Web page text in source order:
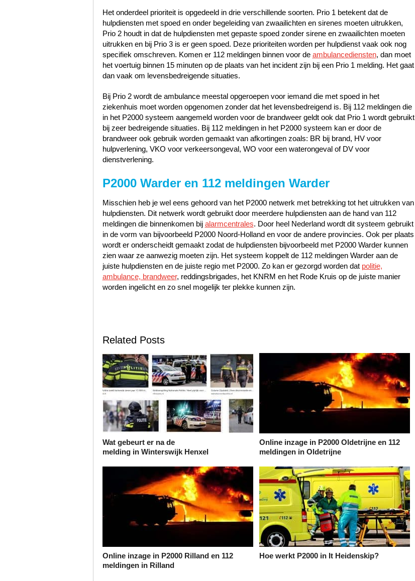
Het onderdeel prioriteit is opgedeeld in drie verschillende soorten. Prio 1 betekent dat de
hulpdiensten met spoed en onder begeleiding van zwaailichten en sirenes moeten uitrukken,
Prio 2 houdt in dat de hulpdiensten met gepaste spoed zonder sirene en zwaailichten moeten
uitrukken en bij Prio 3 is er geen spoed. Deze prioriteiten worden per hulpdienst vaak ook nog
specifiek omschreven. Komen er 112 meldingen binnen voor de ambulancediensten, dan moet
het voertuig binnen 15 minuten op de plaats van het incident zijn bij een Prio 1 melding. Het gaat
dan vaak om levensbedreigende situaties.
Bij Prio 2 wordt de ambulance meestal opgeroepen voor iemand die met spoed in het
ziekenhuis moet worden opgenomen zonder dat het levensbedreigend is. Bij 112 meldingen die
in het P2000 systeem aangemeld worden voor de brandweer geldt ook dat Prio 1 wordt gebruikt
bij zeer bedreigende situaties. Bij 112 meldingen in het P2000 systeem kan er door de
brandweer ook gebruik worden gemaakt van afkortingen zoals: BR bij brand, HV voor
hulpverlening, VKO voor verkeersongeval, WO voor een waterongeval of DV voor
dienstverlening.
P2000 Warder en 112 meldingen Warder
Misschien heb je wel eens gehoord van het P2000 netwerk met betrekking tot het uitrukken van
hulpdiensten. Dit netwerk wordt gebruikt door meerdere hulpdiensten aan de hand van 112
meldingen die binnenkomen bij alarmcentrales. Door heel Nederland wordt dit systeem gebruikt
in de vorm van bijvoorbeeld P2000 Noord-Holland en voor de andere provincies. Ook per plaats
wordt er onderscheidt gemaakt zodat de hulpdiensten bijvoorbeeld met P2000 Warder kunnen
zien waar ze aanwezig moeten zijn. Het systeem koppelt de 112 meldingen Warder aan de
juiste hulpdiensten en de juiste regio met P2000. Zo kan er gezorgd worden dat politie,
ambulance, brandweer, reddingsbrigades, het KNRM en het Rode Kruis op de juiste manier
worden ingelicht en zo snel mogelijk ter plekke kunnen zijn.
Related Posts
Wat gebeurt er na de
melding in Winterswijk Henxel
Online inzage in P2000 Oldetrijne en 112
meldingen in Oldetrijne
Online inzage in P2000 Rilland en 112
meldingen in Rilland
Hoe werkt P2000 in It Heidenskip?